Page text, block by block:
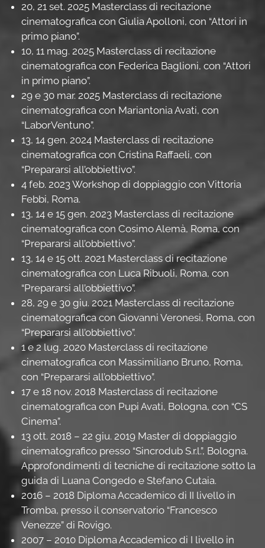
20, 21 set. 2025 Masterclass di recitazione
cinematografica con Giulia Apolloni, con “Attori in
primo piano”.
10, 11 mag. 2025 Masterclass di recitazione
cinematografica con Federica Baglioni, con “Attori
in primo piano”.
29 e 30 mar. 2025 Masterclass di recitazione
cinematografica con Mariantonia Avati, con
“LaborVentuno”.
13, 14 gen. 2024 Masterclass di recitazione
cinematografica con Cristina Raffaeli, con
“Prepararsi all’obbiettivo”.
4 feb. 2023 Workshop di doppiaggio con Vittoria
Febbi, Roma.
13, 14 e 15 gen. 2023 Masterclass di recitazione
cinematografica con Cosimo Alemà, Roma, con
“Prepararsi all’obbiettivo”.
13, 14 e 15 ott. 2021 Masterclass di recitazione
cinematografica con Luca Ribuoli, Roma, con
“Prepararsi all’obbiettivo”.
28, 29 e 30 giu. 2021 Masterclass di recitazione
cinematografica con Giovanni Veronesi, Roma, con
“Prepararsi all’obbiettivo”.
1 e 2 lug. 2020 Masterclass di recitazione
cinematografica con Massimiliano Bruno, Roma,
con “Prepararsi all’obbiettivo”.
17 e 18 nov. 2018 Masterclass di recitazione
cinematografica con Pupi Avati, Bologna, con “CS
Cinema”.
13 ott. 2018 – 22 giu. 2019 Master di doppiaggio
cinematografico presso “Sincrodub S.r.l.”, Bologna.
Approfondimenti di tecniche di recitazione sotto la
guida di Luana Congedo e Stefano Cutaia.
2016 – 2018 Diploma Accademico di II livello in
Tromba, presso il conservatorio “Francesco
Venezze” di Rovigo.
2007 – 2010 Diploma Accademico di I livello in